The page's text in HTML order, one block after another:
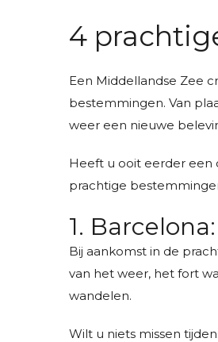
4
Een Middellandse Zee
bestemmingen. Van
weer een nieuwe
Heeft u ooit eerder een
prachtige
1.
Bij aankomst in de
van het weer, het fort
wandelen.
Wilt u niets missen